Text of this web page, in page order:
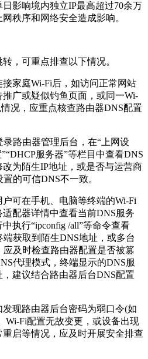
影响境内独立IP最高超过70余万
秩序和网络安全造成影响。
可重点排查以下情况。
家庭Wi-Fi后，如访问正常网站
广或疑似钓鱼页面，或同一Wi-
况，应重点核查路由器DNS配置
路由器管理后台，在“上网设
服务器”等栏目中查看DNS
为陌生IP地址，或是否与运营商
的可信DNS不一致。
可在手机、电脑等终端的Wi-Fi
配器详情中查看当前DNS服务
执行“ipconfig /all”等命令查看
获取到陌生DNS地址，或多台
及时检查路由器配置是否被篡
代理模式，终端显示的DNS服
建议结合路由器后台DNS配置
现路由器后台密码为弱口令(如
Wi-Fi配置无故变更，或设备出现
启等情况，应及时开展安全排查